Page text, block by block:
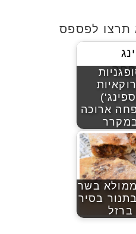
תרצו לפספס
ארוכה
בשר
בסיר
ברזל